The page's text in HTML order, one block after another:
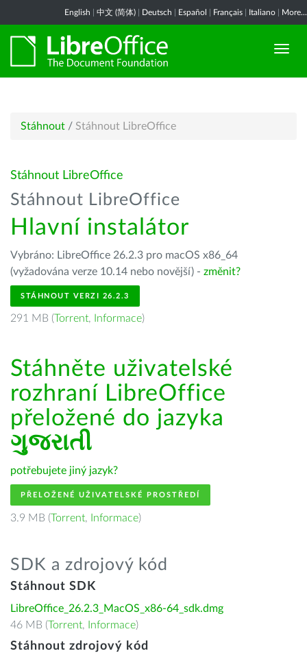
English 中文 (简体) Deutsch Español Français Italiano More...
Stáhnout / Stáhnout LibreOffice
Stáhnout LibreOffice
Stáhnout LibreOffice
Hlavní instalátor
Vybráno: LibreOffice 26.2.3 pro macOS x86_64
(vyžadována verze 10.14 nebo novější) - změnit?
STÁHNOUT VERZI 26.2.3
291 MB (Torrent, Informace)
Stáhněte uživatelské
rozhraní LibreOffice
přeložené do jazyka
ગુજરાતી
potřebujete jiný jazyk?
PŘELOŽENÉ UŽIVATELSKÉ PROSTŘEDÍ
3.9 MB (Torrent, Informace)
SDK a zdrojový kód
Stáhnout SDK
LibreOffice_26.2.3_MacOS_x86-64_sdk.dmg
46 MB (Torrent, Informace)
Stáhnout zdrojový kód